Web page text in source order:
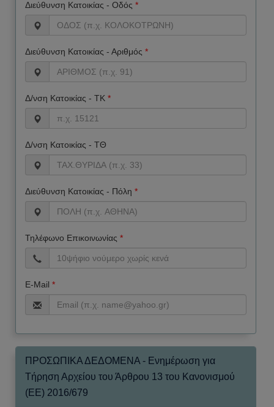
Διεύθυνση Κατοικίας - Οδός *
Διεύθυνση Κατοικίας - Αριθμός *
Δ/νση Κατοικίας - ΤΚ *
Δ/νση Κατοικίας - ΤΘ
Διεύθυνση Κατοικίας - Πόλη *
Τηλέφωνο Επικοινωνίας *
E-Mail *
ΠΡΟΣΩΠΙΚΑ ΔΕΔΟΜΕΝΑ - Ενημέρωση για
Τήρηση Αρχείου του Άρθρου 13 του Κανονισμού
(ΕΕ) 2016/679